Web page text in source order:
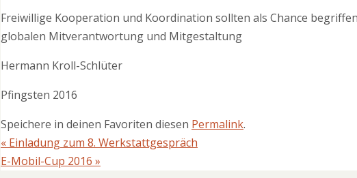
Freiwillige Kooperation und Koordination sollten als Chance
globalen Mitverantwortung und Mitgestaltung
Hermann Kroll-Schlüter
Pfingsten 2016
Speichere in deinen Favoriten diesen Permalink.
« Einladung zum 8. Werkstattgespräch
E-Mobil-Cup 2016 »